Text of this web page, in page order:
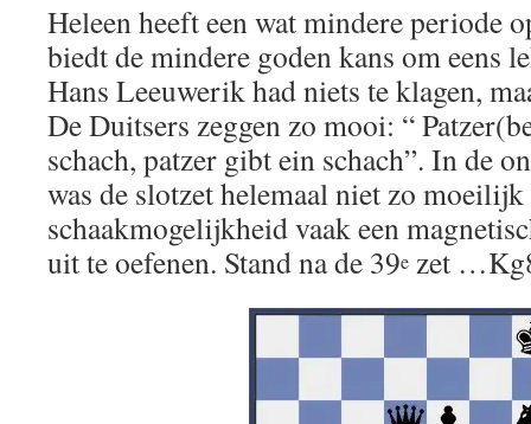
Heleen heeft een wat mindere periode
biedt de mindere goden kans om eens
Hans Leeuwerik had niets te klagen,
De Duitsers zeggen zo mooi: “
schach, patzer gibt ein schach”. In de
was de slotzet helemaal niet zo
schaakmogelijkheid vaak een
uit te oefenen. Stand na de 39e zet